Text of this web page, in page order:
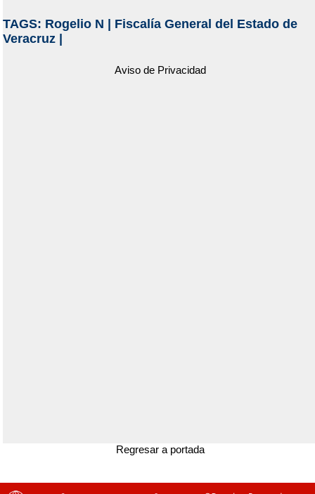
TAGS: Rogelio N
Fiscalía General del Estado de
Veracruz|
Aviso de Privacidad
Regresar a portada